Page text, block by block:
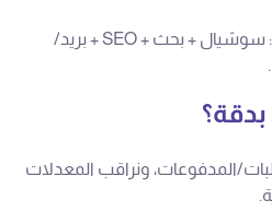
النتائج الأفضل تأتي من مزيج: سوشيال + بحث + SEO + بريد/
المدفوعات، ونراقب المعدلات